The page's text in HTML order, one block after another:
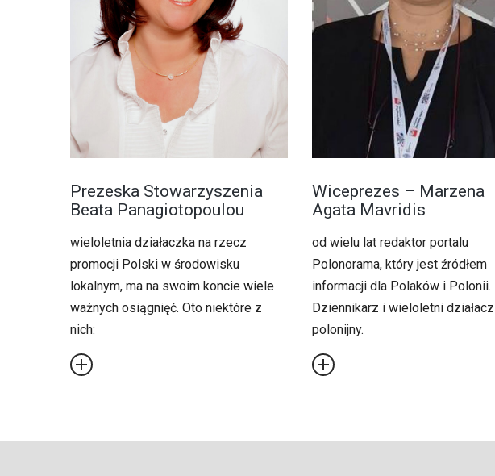
Prezeska Stowarzyszenia
Beata Panagiotopoulou
wieloletnia działaczka na rzecz
promocji Polski w środowisku
lokalnym, ma na swoim koncie wiele
ważnych osiągnięć. Oto niektóre z
nich:
Wiceprezes – Marzena
Agata Mavridis
od wielu lat redaktor portalu
Polonorama, który jest źródłem
informacji dla Polaków i Polonii.
Dziennikarz i wieloletni działacz
polonijny.